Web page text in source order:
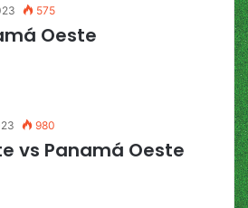
575
Oeste
980
vs Panamá Oeste